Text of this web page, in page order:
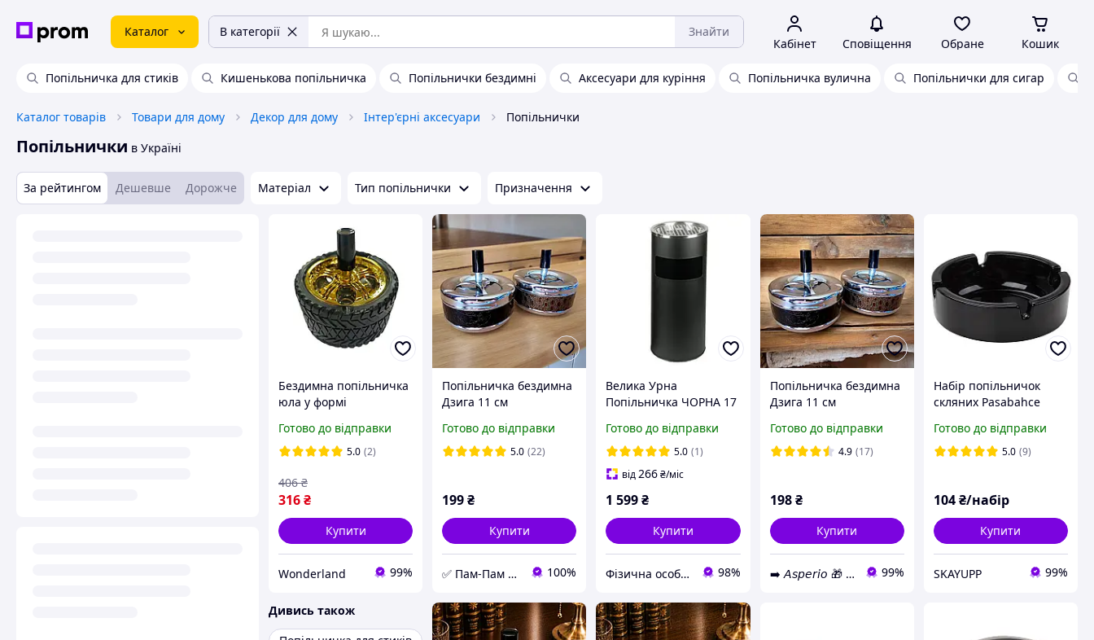
Каталог В категорії Знайти
Кабінет Сповіщення Обране Кошик
Попільничка для стиків Кишенькова попільничка Попільнички бездимні Аксесуари для куріння Попільничка вулична Попільнички для сигар
Каталог товарів Товари для дому Декор для дому Інтер'єрні аксесуари Попільнички
Попільнички в Україні
За рейтингом Дешевше Дорожче Матеріал Тип попільнички Призначення
Бездимна попільничка
юла у формі
діаметром 9,5 см
Золото
Готово до відправки
5.0 (2)
316₴
406 ₴
Купити
Wonderland 99%
Попільничка бездимна
Дзига 11 см
Готово до відправки
5.0 (22)
199₴
Купити
✅ Пам-Пам ⭐ Магазин Подарунків 100%
Велика Урна
Попільничка ЧОРНА 17
Готово до відправки
5.0 (1)
від266₴/міс
1 599₴
Купити
Фізична особа - підприємець Жеребюк Вячеслав Володимирович 98%
Попільничка бездимна
Дзига 11 см
Готово до відправки
4.9 (17)
198 ₴
Купити
➡️ 𝘈𝘴𝘱𝘦𝘳𝘪𝘰 🎁 Магазин Подарунків 99%
Набір попільничок
скляних Pasabahce
(54036/S)
Готово до відправки
5.0 (9)
104₴/набір
Купити
SKAYUPP 99%
Дивись також